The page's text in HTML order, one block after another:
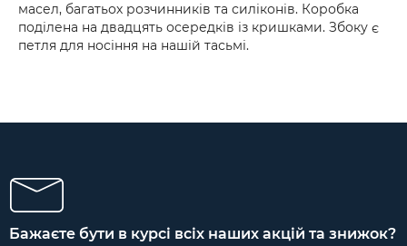
масел, багатьох розчинників та силіконів. Коробка
поділена на двадцять осередків із кришками. Збоку є
петля для носіння на нашій тасьмі.
Бажаєте бути в курсі всіх наших акцій та знижок?